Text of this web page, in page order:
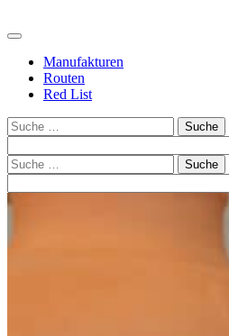
Manufakturen
Routen
Red List
Suche
Suche